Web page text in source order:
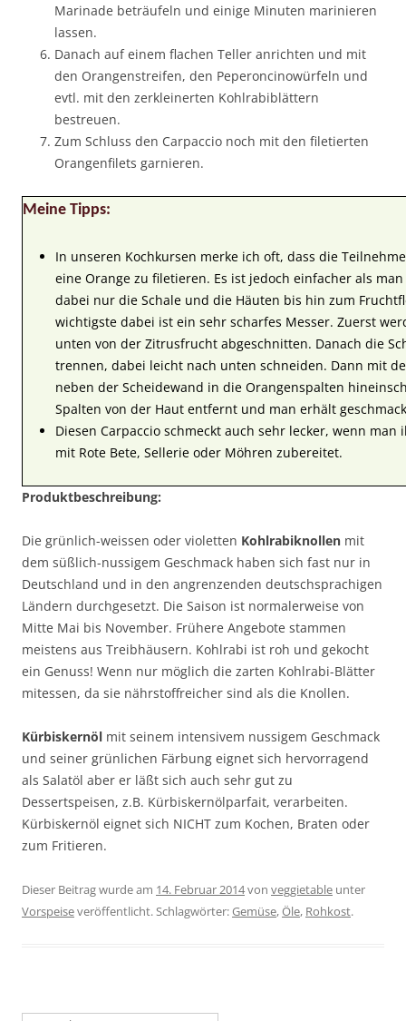
Marinade beträufeln und einige Minuten marinieren
lassen.
Danach auf einem flachen Teller anrichten und mit
den Orangenstreifen, den Peperoncinowürfeln und
evtl. mit den zerkleinerten Kohlrabiblättern
bestreuen.
Zum Schluss den Carpaccio noch mit den filetierten
Orangenfilets garnieren.
Meine Tipps:
In unseren Kochkursen merke ich oft, dass die
eine Orange zu filetieren. Es ist jedoch einfacher als
dabei nur die Schale und die Häuten bis hin zum
wichtigste dabei ist ein sehr scharfes Messer. Zuerst
unten von der Zitrusfrucht abgeschnitten. Danach die
trennen, dabei leicht nach unten schneiden. Dann mit
neben der Scheidewand in die Orangenspalten
Spalten von der Haut entfernt und man erhält
Diesen Carpaccio schmeckt auch sehr lecker, wenn
mit Rote Bete, Sellerie oder Möhren zubereitet.
Produktbeschreibung:
Die grünlich-weissen oder violetten Kohlrabiknollen mit
dem süßlich-nussigem Geschmack haben sich fast nur in
Deutschland und in den angrenzenden deutschsprachigen
Ländern durchgesetzt. Die Saison ist normalerweise von
Mitte Mai bis November. Frühere Angebote stammen
meistens aus Treibhäusern. Kohlrabi ist roh und gekocht
ein Genuss! Wenn nur möglich die zarten Kohlrabi-Blätter
mitessen, da sie nährstoffreicher sind als die Knollen.
Kürbiskernöl mit seinem intensivem nussigem Geschmack
und seiner grünlichen Färbung eignet sich hervorragend
als Salatöl aber er läßt sich auch sehr gut zu
Dessertspeisen, z.B. Kürbiskernölparfait, verarbeiten.
Kürbiskernöl eignet sich NICHT zum Kochen, Braten oder
zum Fritieren.
Dieser Beitrag wurde am 14. Februar 2014von veggietable unter
Vorspeiseveröffentlicht. Schlagwörter:Gemüse,Öle, Rohkost.